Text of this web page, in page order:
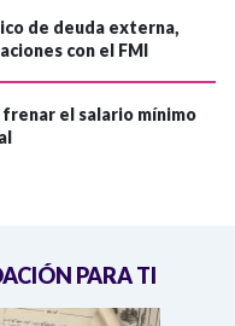
de deuda externa,
con el FMI
el salario mínimo
PARA TI